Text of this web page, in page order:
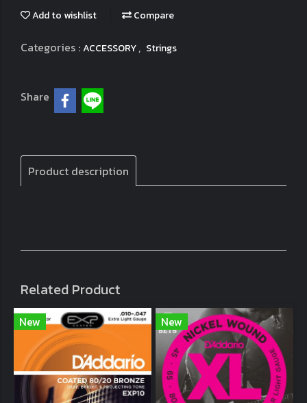
Add to wishlist Compare
Categories :ACCESSORY, Strings
Share
Product description
Related Product
New New